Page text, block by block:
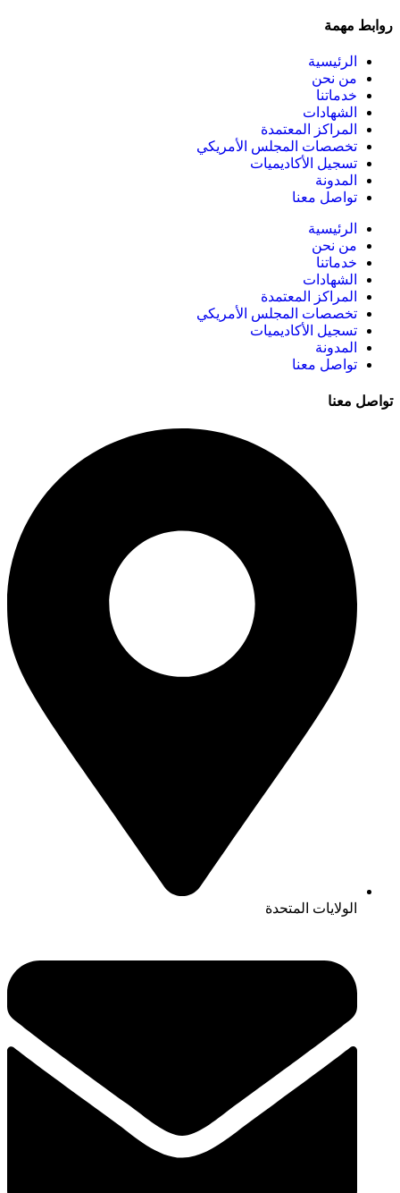
روابط مهمة
الرئيسية
من نحن
خدماتنا
الشهادات
المراكز المعتمدة
تخصصات المجلس الأمريكي
تسجيل الأكاديميات
المدونة
تواصل معنا
الرئيسية
من نحن
خدماتنا
الشهادات
المراكز المعتمدة
تخصصات المجلس الأمريكي
تسجيل الأكاديميات
المدونة
تواصل معنا
تواصل معنا
الولايات المتحدة